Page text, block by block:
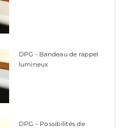
DPG - Bandeau de rappel
lumineux
DPG – Possibilités de